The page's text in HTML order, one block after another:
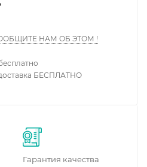
НАМ ОБ ЭТОМ !
БЕСПЛАТНО
Гарантия качества